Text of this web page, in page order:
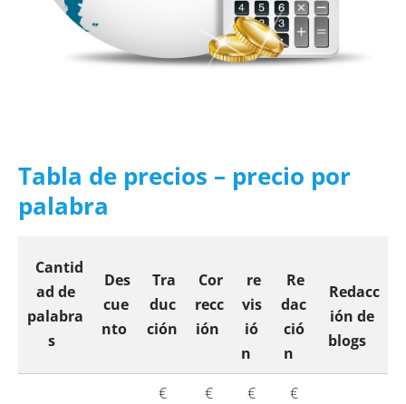
Tabla de precios – precio por
palabra
Cantid
ad de
palabra
s
Des
cue
nto
Tra
duc
ción
Cor
recc
ión
re
vis
ió
n
Re
dac
ció
n
Redacc
ión de
blogs
€
€
€
€